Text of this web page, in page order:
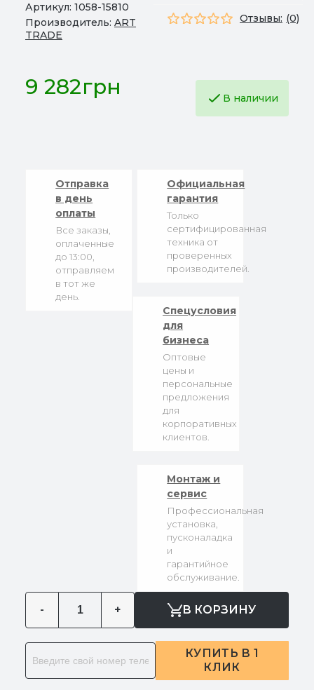
Артикул: 1058-15810
Производитель: ART
TRADE
Отзывы: (0)
9 282грн В наличии
Отправка
в день
оплаты
Все заказы,
оплаченные
до 13:00,
отправляем
в тот же
день.
Официальная
гарантия
Только
сертифицированная
техника от
проверенных
производителей.
Спецусловия
для
бизнеса
Оптовые
цены и
персональные
предложения
для
корпоративных
клиентов.
Монтаж и
сервис
Профессиональная
установка,
пусконаладка
и
гарантийное
обслуживание.
- + В КОРЗИНУ
КУПИТЬ В 1
КЛИК